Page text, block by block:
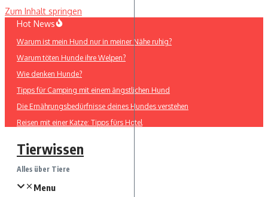
Zum Inhalt springen
Hot News
Warum ist mein Hund nur in meiner Nähe ruhig?
Warum töten Hunde ihre Welpen?
Wie denken Hunde?
Tipps für Camping mit einem ängstlichen Hund
Die Ernährungsbedürfnisse deines Hundes verstehen
Reisen mit einer Katze: Tipps fürs Hotel
Tierwissen
Alles über Tiere
Menu